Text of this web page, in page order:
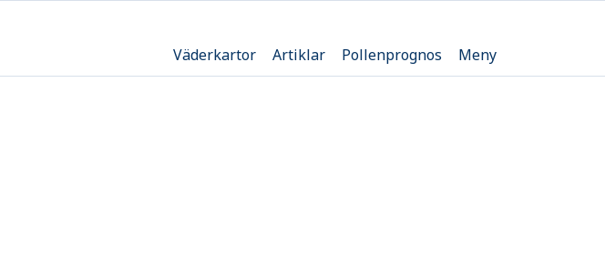
Väderkartor Artiklar Pollenprognos Meny